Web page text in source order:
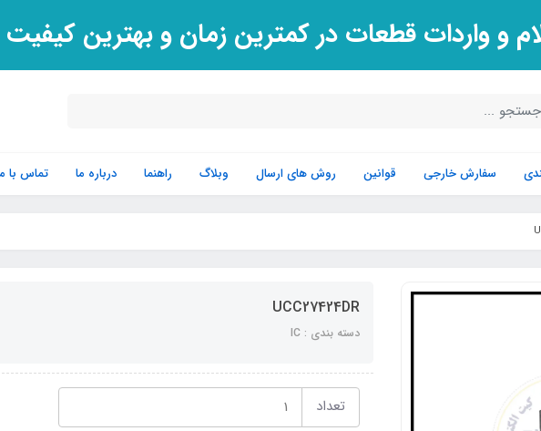
و واردات قطعات در کمترین زمان و بهترین کیفیت
سفارش خارجی قوانین روش های ارسال وبلاگ راهنما درباره ما تماس با
UCC27424DR
دسته بندی : IC
تعداد